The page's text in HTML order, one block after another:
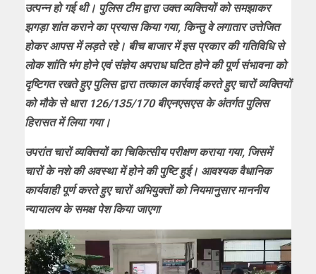
उत्पन्न हो गई थी। पुलिस टीम द्वारा उक्त व्यक्तियों को समझाकर
झगड़ा शांत कराने का प्रयास किया गया, किन्तु वे लगातार उत्तेजित
होकर आपस में लड़ते रहे। बीच बाजार में इस प्रकार की गतिविधि से
लोक शांति भंग होने एवं संज्ञेय अपराध घटित होने की पूर्ण संभावना को
दृष्टिगत रखते हुए पुलिस द्वारा तत्काल कार्रवाई करते हुए चारों व्यक्तियों
को मौके से धारा 126/135/170 बीएनएसएस के अंतर्गत पुलिस
हिरासत में लिया गया।
उपरांत चारों व्यक्तियों का चिकित्सीय परीक्षण कराया गया, जिसमें
चारों के नशे की अवस्था में होने की पुष्टि हुई। आवश्यक वैधानिक
कार्यवाही पूर्ण करते हुए चारों अभियुक्तों को नियमानुसार माननीय
न्यायालय के समक्ष पेश किया जाएगा
Video
Player